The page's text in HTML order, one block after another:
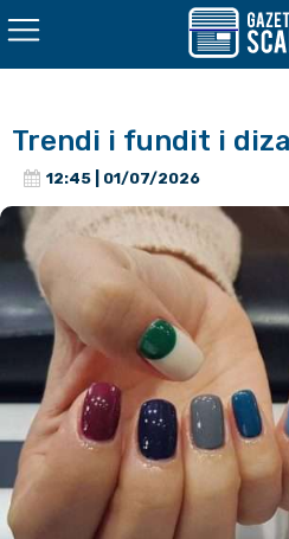
Trendi i fundit i
12:45 | 01/07/2026